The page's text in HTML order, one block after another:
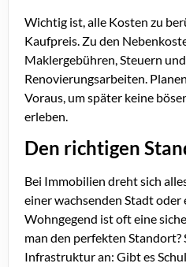
Wichtig ist, alle Kosten zu
Kaufpreis. Zu den
Maklergebühren, Steuern
Renovierungsarbeiten.
Voraus, um später keine
erleben.
Den richtigen
Bei Immobilien dreht sich
einer wachsenden Stadt oder
Wohngegend ist oft eine
man den perfekten Standort?
Infrastruktur an: Gibt es